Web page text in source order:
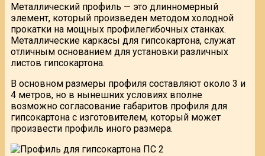
Металлический профиль — это длинномерный
элемент, который произведен методом холодной
прокатки на мощных профилегибочных станках.
Металлические каркасы для гипсокартона, служат
отличным основанием для установки различных
листов гипсокартона.
В основном размеры профиля составляют около 3 и
4 метров, но в нынешних условиях вполне
возможно согласование габаритов профиля для
гипсокартона с изготовителем, который может
произвести профиль иного размера.